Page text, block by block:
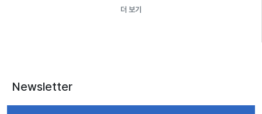
더 보기
Newsletter